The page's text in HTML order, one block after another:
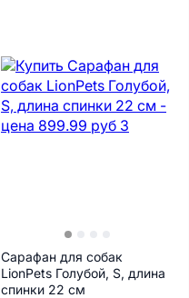
Сарафан для собак
LionPets Голубой, S, длина
спинки 22 см